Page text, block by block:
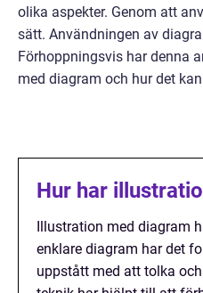
olika aspekter. Genom att
sätt. Användningen av
Förhoppningsvis har denna
med diagram och hur det
Hur har
Illustration med diagram
enklare diagram har det
uppstått med att tolka